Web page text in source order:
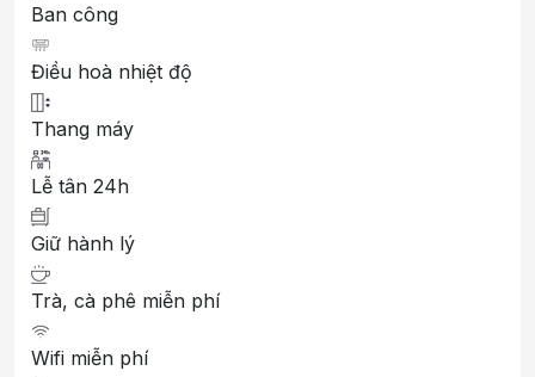
Ban công
Điều hoà nhiệt độ
Thang máy
Lễ tân 24h
Giữ hành lý
Trà, cà phê miễn phí
Wifi miễn phí